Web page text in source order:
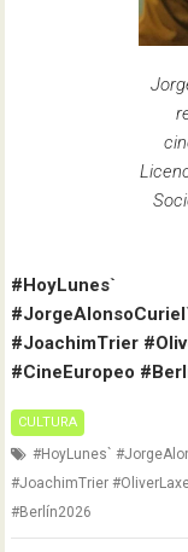
#HoyLunes`
#JoachimTrier
#CineEuropeo
CULTURA
#HoyLunes`
#JoachimTrier
#Berlín2026